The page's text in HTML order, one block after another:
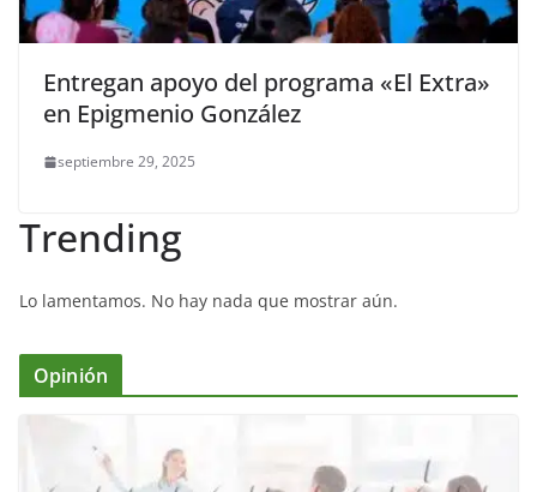
Entregan apoyo del programa «El Extra»
en Epigmenio González
septiembre 29, 2025
Trending
Lo lamentamos. No hay nada que mostrar aún.
Opinión